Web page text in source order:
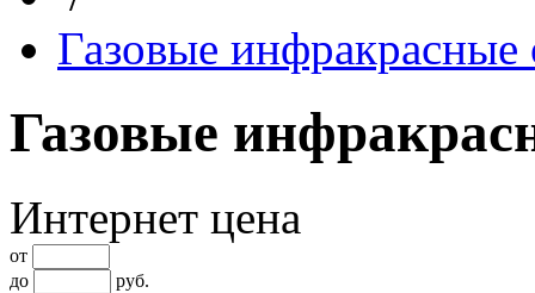
Газовые инфракрасные
Газовые
Интернет цена
от
до
руб.